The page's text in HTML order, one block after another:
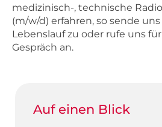
medizinisch-, technische
(m/w/d) erfahren, so sende
Lebenslauf zu oder rufe uns
Gespräch an.
Auf einen Blick